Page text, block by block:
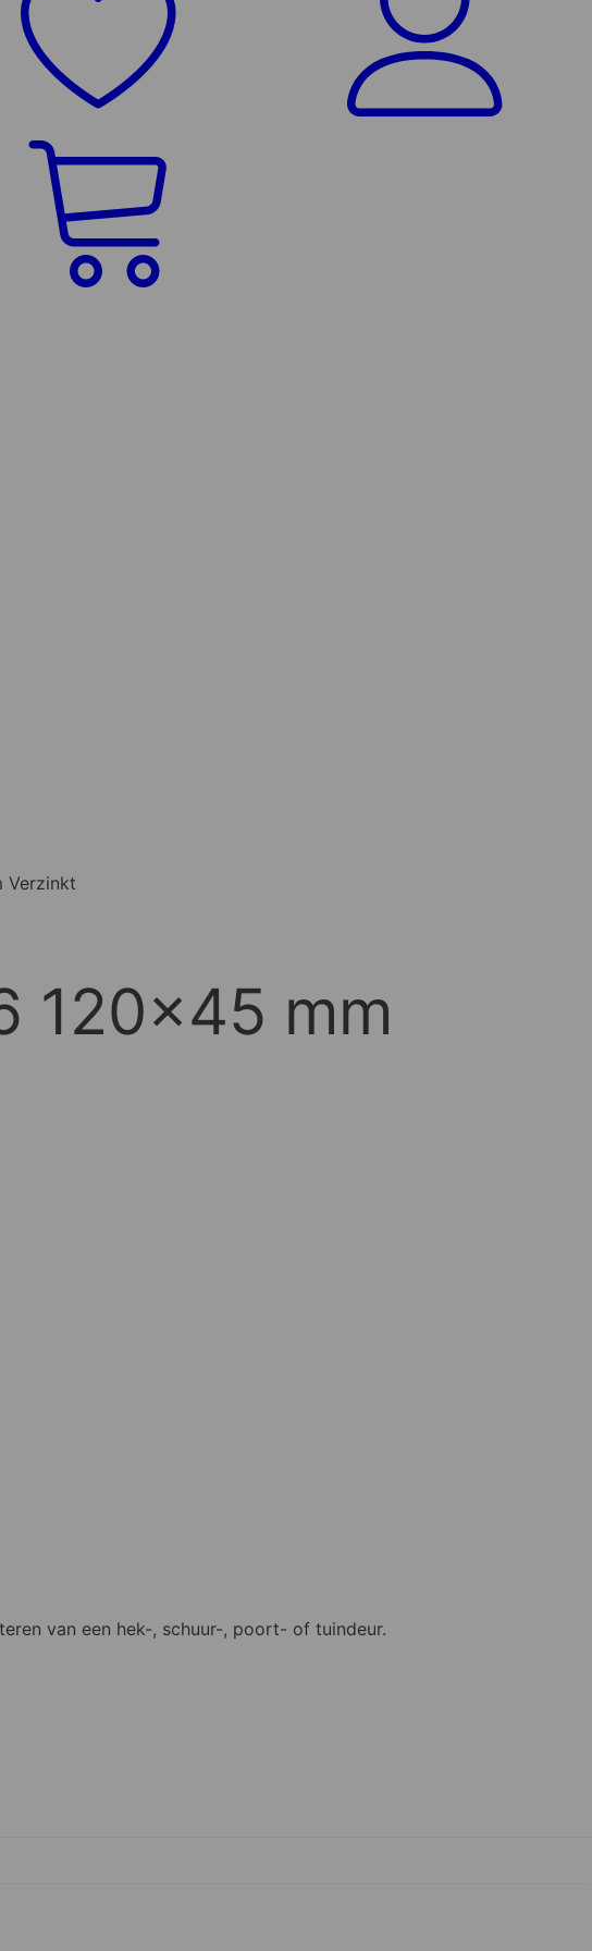
Verzinkt
120x45 mm
van een hek-, schuur-, poort- of tuindeur.